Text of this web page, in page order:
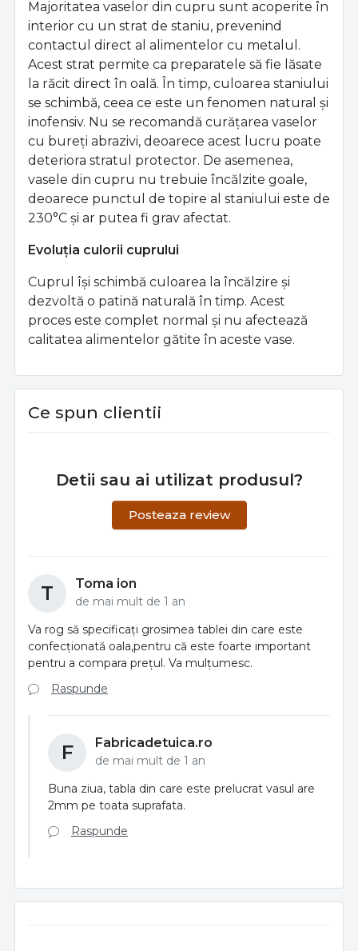
Majoritatea vaselor din cupru sunt acoperite în
interior cu un strat de staniu, prevenind
contactul direct al alimentelor cu metalul.
Acest strat permite ca preparatele să fie lăsate
la răcit direct în oală. În timp, culoarea staniului
se schimbă, ceea ce este un fenomen natural și
inofensiv. Nu se recomandă curățarea vaselor
cu bureți abrazivi, deoarece acest lucru poate
deteriora stratul protector. De asemenea,
vasele din cupru nu trebuie încălzite goale,
deoarece punctul de topire al staniului este de
230°C și ar putea fi grav afectat.
Evoluția culorii cuprului
Cuprul își schimbă culoarea la încălzire și
dezvoltă o patină naturală în timp. Acest
proces este complet normal și nu afectează
calitatea alimentelor gătite în aceste vase.
Ce spun clientii
Detii sau ai utilizat produsul?
Posteaza review
T Toma ion
de mai mult de 1 an
Va rog să specificați grosimea tablei din care este
confecționată oala,pentru că este foarte important
pentru a compara prețul. Va mulțumesc.
Raspunde
F Fabricadetuica.ro
de mai mult de 1 an
Buna ziua, tabla din care este prelucrat vasul are
2mm pe toata suprafata.
Raspunde